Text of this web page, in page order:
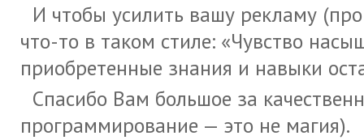
И чтобы усилить вашу рекламу
что-то в таком стиле: «Чувство
приобретенные знания и навыки
Спасибо Вам большое за
программирование — это не магия).